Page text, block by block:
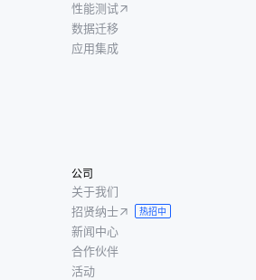
性能测试
数据迁移
应用集成
公司
关于我们
招贤纳士
热招中
新闻中心
合作伙伴
活动